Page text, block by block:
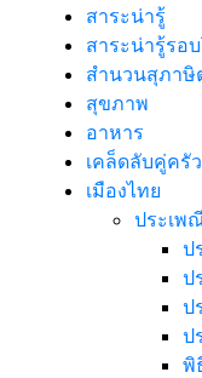
สาระน่ารู้
สาระน่ารู้รอ
สำนวนสุภาษิ
สุขภาพ
อาหาร
เคล็ดลับคู่ครัว
เมืองไทย
ประเพ
ป
ป
ป
ป
พิ